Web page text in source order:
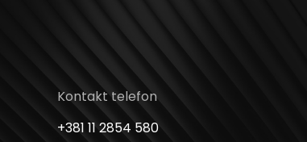
Kontakt telefon
+381 11 2854 580